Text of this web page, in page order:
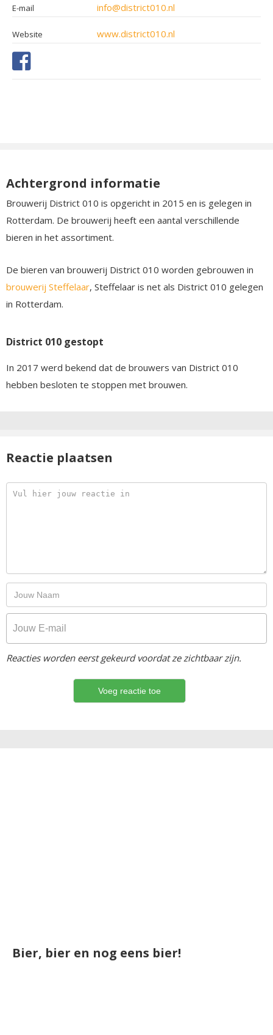
E-mail info@district010.nl
Website www.district010.nl
Achtergrond informatie
Brouwerij District 010 is opgericht in 2015 en is gelegen in
Rotterdam. De brouwerij heeft een aantal verschillende
bieren in het assortiment.
De bieren van brouwerij District 010 worden gebrouwen in
brouwerij Steffelaar, Steffelaar is net als District 010 gelegen
in Rotterdam.
District 010 gestopt
In 2017 werd bekend dat de brouwers van District 010
hebben besloten te stoppen met brouwen.
Reactie plaatsen
Reacties worden eerst gekeurd voordat ze zichtbaar zijn.
Bier, bier en nog eens bier!